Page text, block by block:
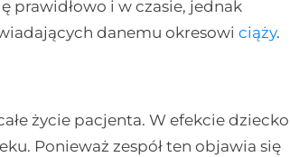
prawidłowo i w czasie, jednak
danemu okresowiciąży.
życie pacjenta. W efekcie dziecko
Ponieważ zespół ten objawia się